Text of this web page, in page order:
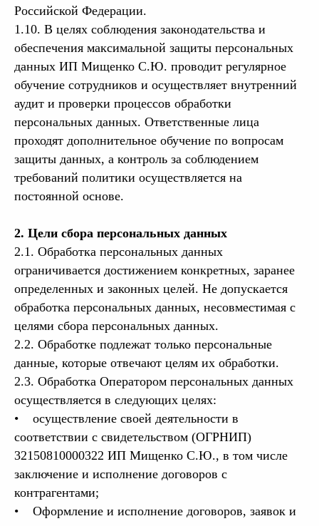
Российской Федерации.
1.10. В целях соблюдения законодательства и
обеспечения максимальной защиты персональных
данных ИП Мищенко С.Ю. проводит регулярное
обучение сотрудников и осуществляет внутренний
аудит и проверки процессов обработки
персональных данных. Ответственные лица
проходят дополнительное обучение по вопросам
защиты данных, а контроль за соблюдением
требований политики осуществляется на
постоянной основе.
2. Цели сбора персональных данных
2.1. Обработка персональных данных
ограничивается достижением конкретных, заранее
определенных и законных целей. Не допускается
обработка персональных данных, несовместимая с
целями сбора персональных данных.
2.2. Обработке подлежат только персональные
данные, которые отвечают целям их обработки.
2.3. Обработка Оператором персональных данных
осуществляется в следующих целях:
• осуществление своей деятельности в
соответствии с свидетельством (ОГРНИП)
32150810000322 ИП Мищенко С.Ю., в том числе
заключение и исполнение договоров с
контрагентами;
• Оформление и исполнение договоров, заявок и